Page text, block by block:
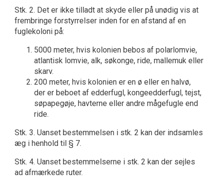
Stk. 2. Det er ikke tilladt at skyde eller på unødig vis at
frembringe forstyrrelser inden for en afstand af en
fuglekoloni på:
5000 meter, hvis kolonien bebos af polarlomvie,
atlantisk lomvie, alk, søkonge, ride, mallemuk eller
skarv.
200 meter, hvis kolonien er en ø eller en halvø,
der er beboet af edderfugl, kongeedderfugl, tejst,
søpapegøje, havterne eller andre mågefugle end
ride.
Stk. 3. Uanset bestemmelsen i stk. 2 kan der indsamles
æg i henhold til § 7.
Stk. 4. Uanset bestemmelserne i stk. 2 kan der sejles
ad afmærkede ruter.